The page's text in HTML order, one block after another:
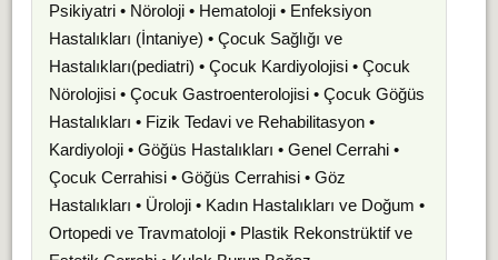
Psikiyatri • Nöroloji • Hematoloji • Enfeksiyon
Hastalıkları (İntaniye) • Çocuk Sağlığı ve
Hastalıkları(pediatri) • Çocuk Kardiyolojisi • Çocuk
Nörolojisi • Çocuk Gastroenterolojisi • Çocuk Göğüs
Hastalıkları • Fizik Tedavi ve Rehabilitasyon •
Kardiyoloji • Göğüs Hastalıkları • Genel Cerrahi •
Çocuk Cerrahisi • Göğüs Cerrahisi • Göz
Hastalıkları • Üroloji • Kadın Hastalıkları ve Doğum •
Ortopedi ve Travmatoloji • Plastik Rekonstrüktif ve